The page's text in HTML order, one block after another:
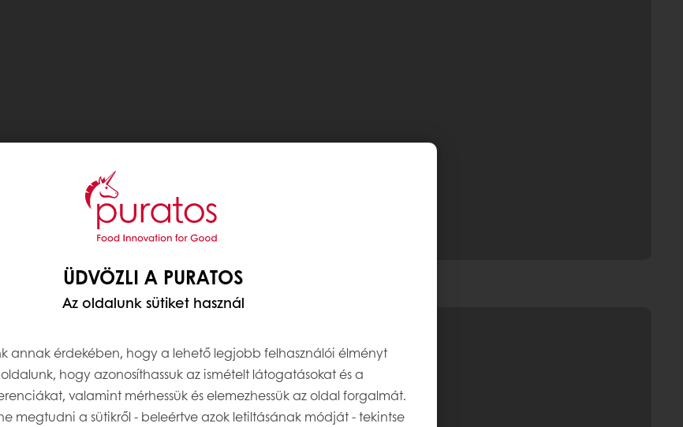
ÜDVÖZLI A PURATOS
Az oldalunk sütiket használ
annak érdekében, hogy a lehető legjobb felhasználói élményt
hogy azonosíthassuk az ismételt látogatásokat és a
valamint mérhessük és elemezhessük az oldal forgalmát.
megtudni a sütikről - beleértve azok letiltásának módját - tekintse